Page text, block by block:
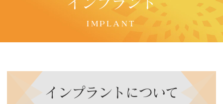
IMPLANT
インプラントについて